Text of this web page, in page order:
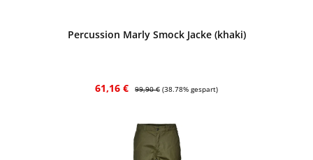
Percussion Marly Smock Jacke (khaki)
Verkaufspreis:
61,16 € Regulärer Preis:
99,90 € (38.78% gespart)